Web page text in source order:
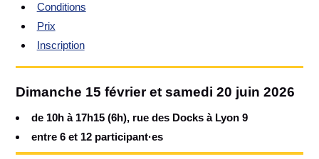
Conditions
Prix
Inscription
Dimanche 15 février et samedi 20 juin 2026
de 10h à 17h15 (6h), rue des Docks à Lyon 9
entre 6 et 12 participant·es